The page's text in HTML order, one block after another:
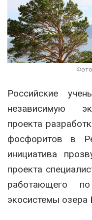
Российские
независимую
проекта
фосфоритов в
инициатива
проекта
работающего
экосистемы озера